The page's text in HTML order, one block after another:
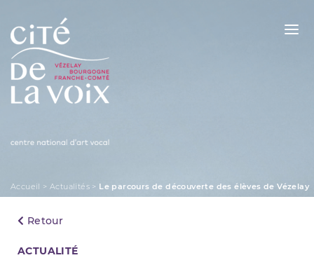
Skip
content
Accueil >Actualités > Le parcours de découverte des élèves de Vézelay
Retour
Categories
ACTUALITÉ